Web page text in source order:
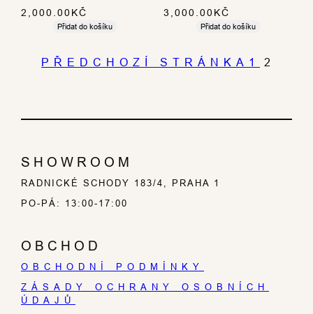
2,000.00 KČ
Přidat do košíku
3,000.00 KČ
Přidat do košíku
PŘEDCHOZÍ STRÁNKA 1 2
SHOWROOM
RADNICKÉ SCHODY 183/4, PRAHA 1
PO-PÁ: 13:00-17:00
OBCHOD
OBCHODNÍ PODMÍNKY
ZÁSADY OCHRANY OSOBNÍCH
ÚDAJŮ